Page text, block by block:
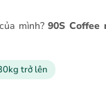
mình?90S Coffee
trở lên